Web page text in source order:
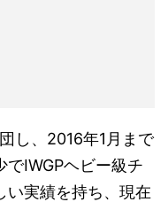
し、2016年1月まで
でIWGPヘビー級チ
い実績を持ち、現在